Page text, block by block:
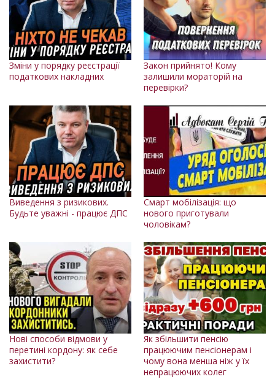
Зміни у порядку реєстрації
податкових накладних
Закон прийнято! Кому
залишили мораторій на
перевірки?
Виведення з ризикових.
Будьте уважні - працює ДПС
Смарт мобілізація: що
нового приготували
чоловікам?
Нові способи відмови у
перетині кордону: як себе
захистити?
Як збільшити пенсію
працюючим пенсіонерам і
чому вона менша ніж у їх
непрацюючих колег